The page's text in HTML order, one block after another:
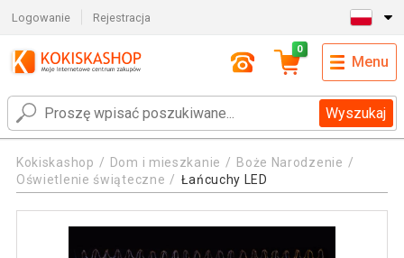
Logowanie Rejestracja
Wyszukaj
0
Menu
Kokiskashop Dom i mieszkanie
Boże Narodzenie
Oświetlenie świąteczne
Łańcuchy LED